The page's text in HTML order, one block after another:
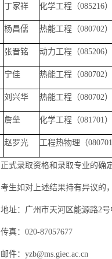
丁家祥 化学工程（085216）
杨昌儒 热能工程（080702）
张晋铭 动力工程（085206）
宁佳 热能工程（080702）
刘兴华 热能工程（080702）
詹垒 化学工程（081701）
赵罗光 工程热物理（080701
正式录取资格和录取专业的确
考生如对上述结果持有异议的
地址：广州市天河区能源路2
传真： 020-87057677
邮件： yzb@ms.giec.ac.cn